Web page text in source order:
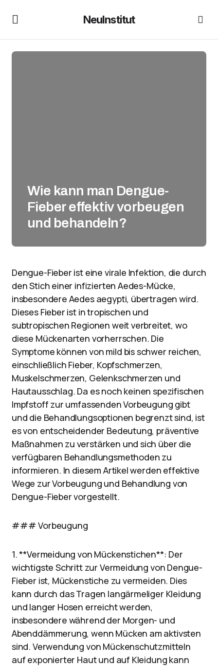
NeuInstitut
Wie kann man Dengue-
Fieber effektiv vorbeugen
und behandeln?
Dengue-Fieber ist eine virale Infektion, die durch
den Stich einer infizierten Aedes-Mücke,
insbesondere Aedes aegypti, übertragen wird.
Dieses Fieber ist in tropischen und
subtropischen Regionen weit verbreitet, wo
diese Mückenarten vorherrschen. Die
Symptome können von mild bis schwer reichen,
einschließlich Fieber, Kopfschmerzen,
Muskelschmerzen, Gelenkschmerzen und
Hautausschlag. Da es noch keinen spezifischen
Impfstoff zur umfassenden Vorbeugung gibt
und die Behandlungsoptionen begrenzt sind, ist
es von entscheidender Bedeutung, präventive
Maßnahmen zu verstärken und sich über die
verfügbaren Behandlungsmethoden zu
informieren. In diesem Artikel werden effektive
Wege zur Vorbeugung und Behandlung von
Dengue-Fieber vorgestellt.
### Vorbeugung
1. **Vermeidung von Mückenstichen**: Der
wichtigste Schritt zur Vermeidung von Dengue-
Fieber ist, Mückenstiche zu vermeiden. Dies
kann durch das Tragen langärmeliger Kleidung
und langer Hosen erreicht werden,
insbesondere während der Morgen- und
Abenddämmerung, wenn Mücken am aktivsten
sind. Verwendung von Mückenschutzmitteln
auf exponierter Haut und auf Kleidung kann